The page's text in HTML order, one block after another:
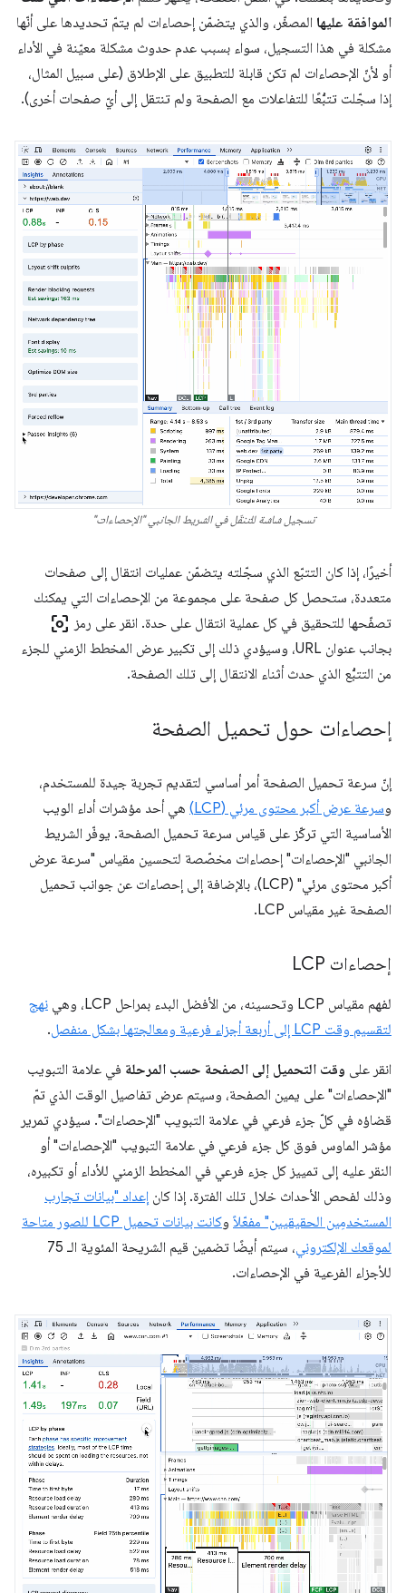
الموافقة عليها المصغّر، والذي يتضمّن إحصاءات لم يتمّ تحديدها على أنّها
مشكلة في هذا التسجيل، سواء بسبب عدم حدوث مشكلة معيّنة في الأداء
أو لأنّ الإحصاءات لم تكن قابلة للتطبيق على الإطلاق (على سبيل المثال،
إذا سجّلت تتبُّعًا للتفاعلات مع الصفحة ولم تنتقل إلى أيّ صفحات أخرى).
تسجيل شاشة للتنقّل في الشريط الجانبي "الإحصاءات"
أخيرًا، إذا كان التتبّع الذي سجّلته يتضمّن عمليات انتقال إلى صفحات
متعددة، ستحصل كل صفحة على مجموعة من الإحصاءات التي يمكنك
تصفّحها للتحقيق في كل عملية انتقال على حدة. انقر على رمز center_focus_weak
بجانب عنوان URL، وسيؤدي ذلك إلى تكبير عرض المخطط الزمني للجزء
من التتبُّع الذي حدث أثناء الانتقال إلى تلك الصفحة.
إحصاءات حول تحميل الصفحة
إنّ سرعة تحميل الصفحة أمر أساسي لتقديم تجربة جيدة للمستخدم،
وسرعة عرض أكبر محتوى مرئي (LCP)
هي أحد مؤشرات أداء الويب
الأساسية التي تركّز على قياس سرعة تحميل الصفحة. يوفّر الشريط
الجانبي "الإحصاءات" إحصاءات مخصّصة لتحسين مقياس "سرعة عرض
أكبر محتوى مرئي" (LCP)، بالإضافة إلى إحصاءات عن جوانب تحميل
الصفحة غير مقياس LCP.
إحصاءات LCP
لفهم مقياس LCP وتحسينه، من الأفضل البدء بمراحل LCP، وهي
نهج
لتقسيم وقت LCP إلى أربعة أجزاء فرعية ومعالجتها بشكل منفصل
.
انقر على وقت التحميل إلى الصفحة حسب المرحلة في علامة التبويب
"الإحصاءات" على يمين الصفحة، وسيتم عرض تفاصيل الوقت الذي تمّ
قضاؤه في كلّ جزء فرعي في علامة التبويب "الإحصاءات". سيؤدي تمرير
مؤشر الماوس فوق كل جزء فرعي في علامة التبويب "الإحصاءات" أو
النقر عليه إلى تمييز كل جزء فرعي في المخطط الزمني للأداء أو تكبيره،
وذلك لفحص الأحداث خلال تلك الفترة. إذا كان إعداد "بيانات تجارب
المستخدمِين الحقيقيين" مفعّلاً و
كانت بيانات تحميل LCP للصور متاحة
لموقعك الإلكتروني
، سيتم أيضًا تضمين قيم الشريحة المئوية الـ 75
للأجزاء الفرعية في الإحصاءات.